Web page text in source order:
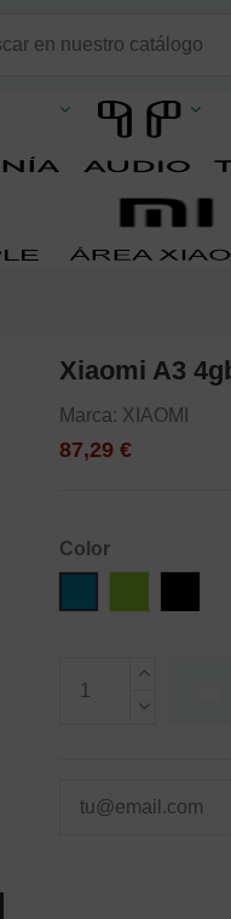
Xiaomi A3
Marca: XIAOMI
87,29 €
Color